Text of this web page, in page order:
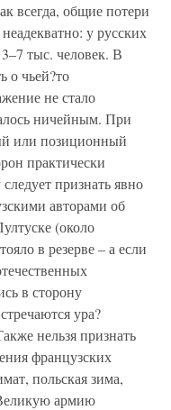
всегда, общие потери
у русских
тыс. человек. В
о чьей?то
не стало
ничейным. При
или позиционный
практически
признать явно
авторами об
(около
в резерве – а если
в сторону
ура?
нельзя признать
французских
польская зима,
армию